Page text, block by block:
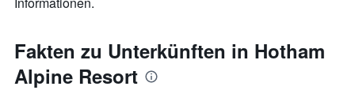
Fakten zu Unterkünften in Hotham
Alpine Resort